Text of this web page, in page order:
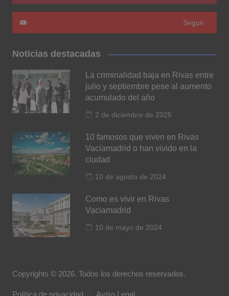
Seguir
Noticias destacadas
La criminalidad baja en Rivas entre
julio y septiembre pese al aumento
acumulado del año
2 de diciembre de 2025
10 famosos que viven en Rivas
Vaciamadrid o han vivido en la
ciudad
10 de agosto de 2024
Como es vivir en Rivas
Vaciamadrid
10 de mayo de 2024
Copyrights © 2026. Todos los derechos reservados.